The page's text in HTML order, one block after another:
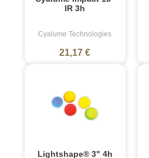
IR 3h
Cyalume Technologies
21,17 €
Lightshape® 3" 4h